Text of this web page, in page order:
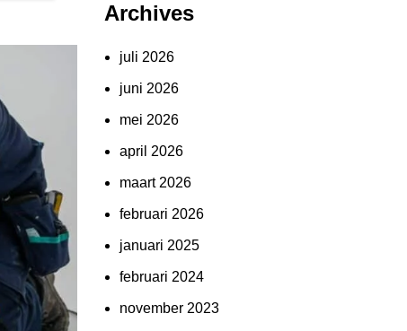
Archives
juli 2026
juni 2026
mei 2026
april 2026
maart 2026
februari 2026
januari 2025
februari 2024
november 2023